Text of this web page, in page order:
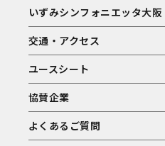
いずみシンフォニエッタ大阪
交通・アクセス
ユースシート
協賛企業
よくあるご質問